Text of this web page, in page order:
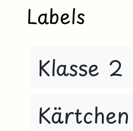
Labels
Klasse 2
Kärtchen